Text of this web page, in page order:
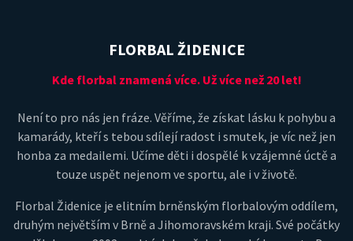
FLORBAL ŽIDENICE
Kde florbal znamená více. Už více než 20 let!
Není to pro nás jen fráze. Věříme, že získat lásku k pohybu a
kamarády, kteří s tebou sdílejí radost i smutek, je víc než jen
honba za medailemi. Učíme děti i dospělé k vzájemné úctě a
touze uspět nejenom ve sportu, ale i v životě.
Florbal Židenice je elitním brněnským florbalovým oddílem,
druhým největším v Brně a Jihomoravském kraji. Své počátky